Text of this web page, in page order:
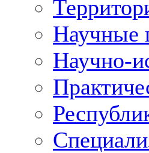
Научные
Научно-